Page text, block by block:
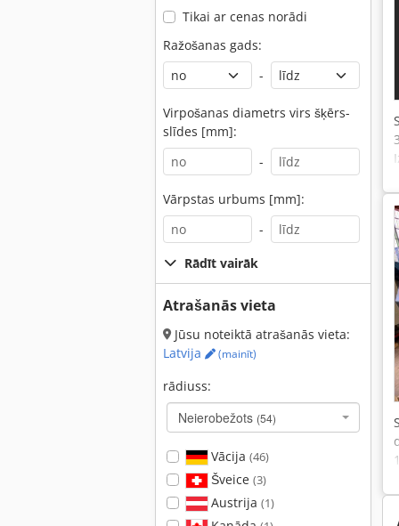
Tikai ar cenas norādi
Ražošanas gads:
-
Virpošanas diametrs virs šķērs-
slīdes [mm]:
-
Vārpstas urbums [mm]:
-
Rādīt vairāk
Atrašanās vieta
Jūsu noteiktā atrašanās vieta:
Latvija
(mainīt)
rādiuss:
Neierobežots (54)
Vācija (46)
Šveice (3)
Austrija (1)